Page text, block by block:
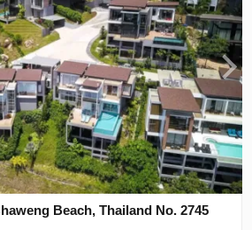
Beach, Thailand No. 2745